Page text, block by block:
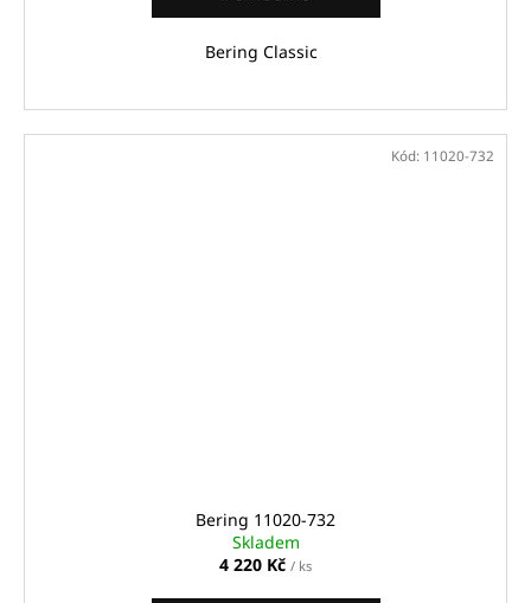
Bering Classic
Bering 11020-732
Skladem
4 220 Kč / ks
Kód: 11020-732